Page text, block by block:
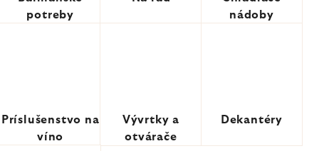
potreby
nádoby
Príslušenstvo na
víno
Vývrtky a
otvárače
Dekantéry